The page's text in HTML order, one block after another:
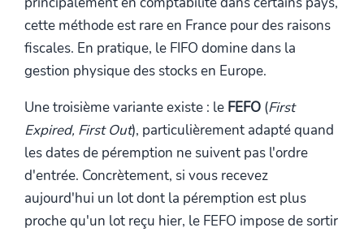
cette méthode est rare en France pour des raisons
fiscales. En pratique, le FIFO domine dans la
gestion physique des stocks en Europe.
Une troisième variante existe : le FEFO (First
Expired, First Out), particulièrement adapté quand
les dates de péremption ne suivent pas l'ordre
d'entrée. Concrètement, si vous recevez
aujourd'hui un lot dont la péremption est plus
proche qu'un lot reçu hier, le FEFO impose de sortir